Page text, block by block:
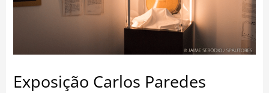
Exposição Carlos Paredes